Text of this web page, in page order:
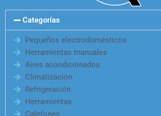
Categorías
Pequeños electrodomésticos
Herramientas manuales
Aires acondicionados
Climatización
Refrigeración
Herramientas
Calefones